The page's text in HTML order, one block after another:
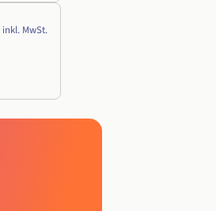
inkl. MwSt.